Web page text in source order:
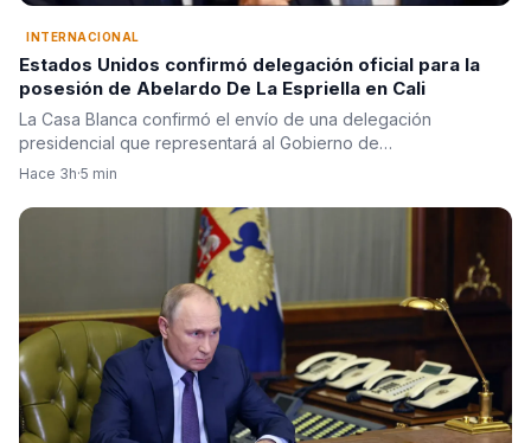
INTERNACIONAL
Estados Unidos confirmó delegación oficial para la
posesión de Abelardo De La Espriella en Cali
La Casa Blanca confirmó el envío de una delegación
presidencial que representará al Gobierno de…
Hace 3h·5 min